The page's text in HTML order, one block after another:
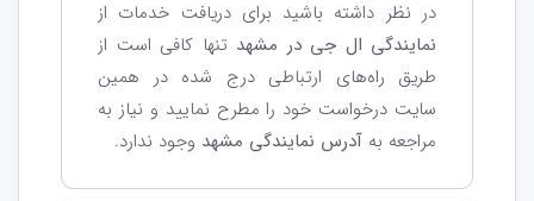
در نظر داشته باشید برای دریافت خدمات از
نمایندگی ال جی در مشهد تنها کافی است از
طریق راه‌های ارتباطی درج شده در همین
سایت درخواست خود را مطرح نمایید و نیاز به
مراجعه به آدرس نمایندگی مشهد وجود ندارد.